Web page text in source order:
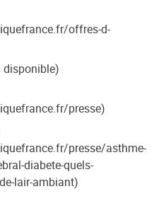
offres-d-
disponible)
presse)
presse/asthme-
diabete-quels-
lair-ambiant)